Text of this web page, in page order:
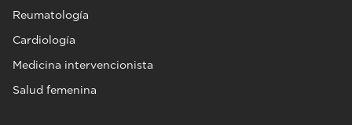
Reumatología
Cardiología
Medicina intervencionista
Salud femenina